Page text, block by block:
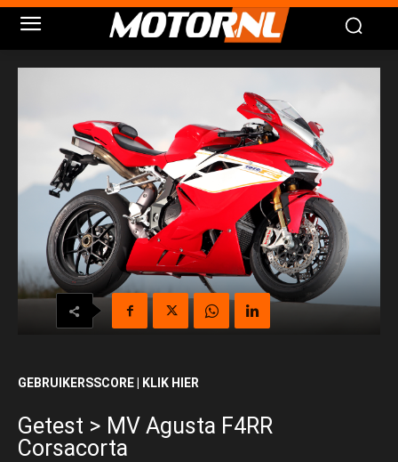
GEBRUIKERSSCORE | KLIK HIER
Getest > MV Agusta F4RR
Corsacorta